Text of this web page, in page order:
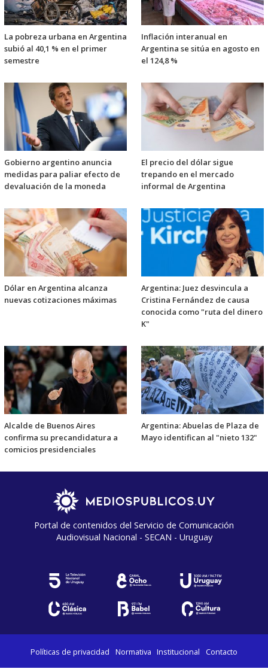
La pobreza urbana en Argentina
subió al 40,1 % en el primer
semestre
Inflación interanual en
Argentina se sitúa en agosto en
el 124,8 %
Gobierno argentino anuncia
medidas para paliar efecto de
devaluación de la moneda
El precio del dólar sigue
trepando en el mercado
informal de Argentina
Dólar en Argentina alcanza
nuevas cotizaciones máximas
Argentina: Juez desvincula a
Cristina Fernández de causa
conocida como "ruta del dinero
K"
Alcalde de Buenos Aires
confirma su precandidatura a
comicios presidenciales
Argentina: Abuelas de Plaza de
Mayo identifican al "nieto 132"
Portal de contenidos del Servicio de Comunicación
Audiovisual Nacional - SECAN - Uruguay
Políticas de privacidad Normativa Institucional Contacto